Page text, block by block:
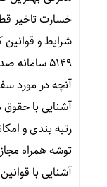
خسارت تاخیر
شرایط و
۵۱۴۹ سامانه صدای مسافر راه آهن
آنچه در مورد
آشنایی با
رتبه بندی و
توشه همراه
آشنایی با